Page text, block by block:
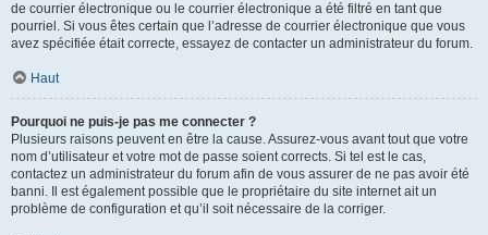
de courrier électronique ou le courrier électronique a été filtré en tant que
pourriel. Si vous êtes certain que l’adresse de courrier électronique que vous
avez spécifiée était correcte, essayez de contacter un administrateur du forum.
Haut
Pourquoi ne puis-je pas me connecter ?
Plusieurs raisons peuvent en être la cause. Assurez-vous avant tout que votre
nom d’utilisateur et votre mot de passe soient corrects. Si tel est le cas,
contactez un administrateur du forum afin de vous assurer de ne pas avoir été
banni. Il est également possible que le propriétaire du site internet ait un
problème de configuration et qu’il soit nécessaire de la corriger.